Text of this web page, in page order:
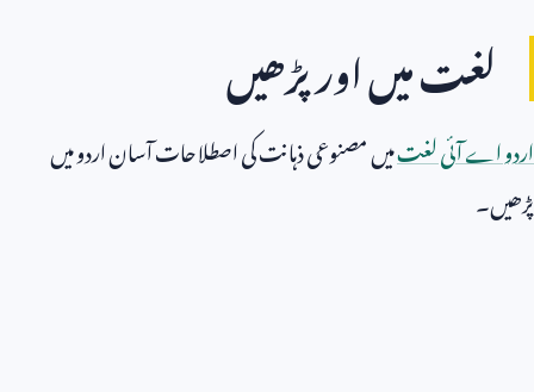
لغت میں اور پڑھیں
اردو اے آئی لغتمیں مصنوعی ذہانت کی اصطلاحات آسان اردو میں
پڑھیں۔